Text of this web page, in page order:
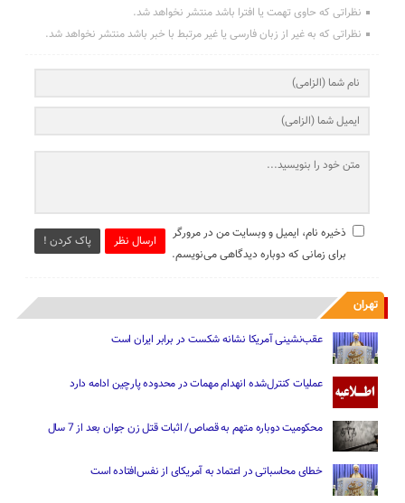
نظراتی که حاوی تهمت یا افترا باشد منتشر نخواهد شد.
نظراتی که به غیر از زبان فارسی یا غیر مرتبط با خبر باشد منتشر نخواهد شد.
ارسال نظر پاک کردن !
ذخیره نام، ایمیل و وبسایت من در مرورگر
برای زمانی که دوباره دیدگاهی می‌نویسم.
تهران
عقب‌نشینی آمریکا نشانه شکست در برابر ایران است
عملیات کنترل‌شده انهدام مهمات در محدوده پارچین ادامه دارد
محکومیت دوباره متهم به قصاص/ اثبات قتل زن جوان بعد از 7 سال
خطای محاسباتی در اعتماد به آمریکای از نفس‌افتاده است